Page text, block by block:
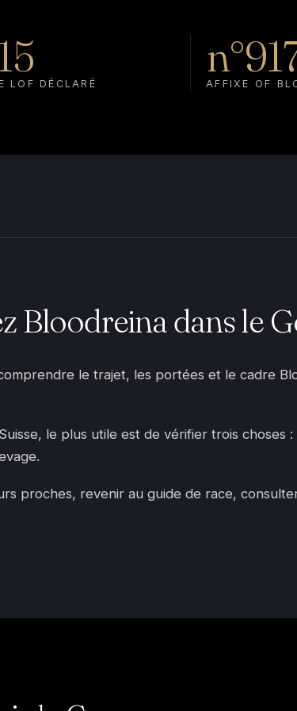
LOF DÉCLARÉ AFFIXE OF
Bloodreina dans le
le trajet, les portées et le cadre
le plus utile est de vérifier trois choses
proches, revenir au guide de race,